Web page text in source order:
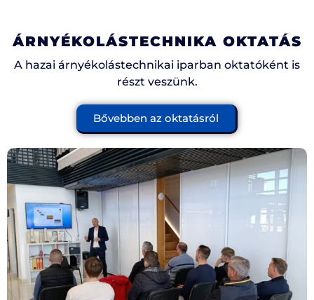
ÁRNYÉKOLÁSTECHNIKA OKTATÁS
A hazai árnyékolástechnikai iparban oktatóként is
részt veszünk.
Bővebben az oktatásról